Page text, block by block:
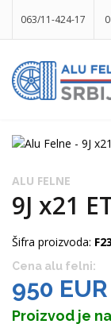
063/11-424-17
info@gumesrbija.rs
ALU FELNE
9J x21
Šifra proizvoda:
Cena alu felni:
950 EUR
Proizvod je